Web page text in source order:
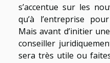
s’accentue sur les
qu’à l’entreprise
Mais avant d’initier
conseiller
sera très utile ou